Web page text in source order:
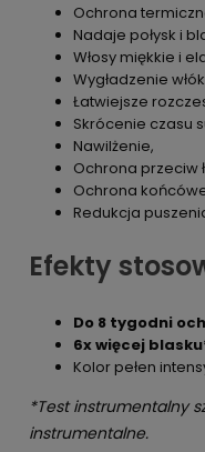
Ochrona
Nadaje połysk i
Włosy miękkie i
Wygładzenie
Łatwiejsze
Skrócenie czasu
Nawilżenie,
Ochrona przeciw
Ochrona
Redukcja
Efekty
Do 8 tygodni
6x więcej
Kolor pełen
*Test instrumentalny
instrumentalne.